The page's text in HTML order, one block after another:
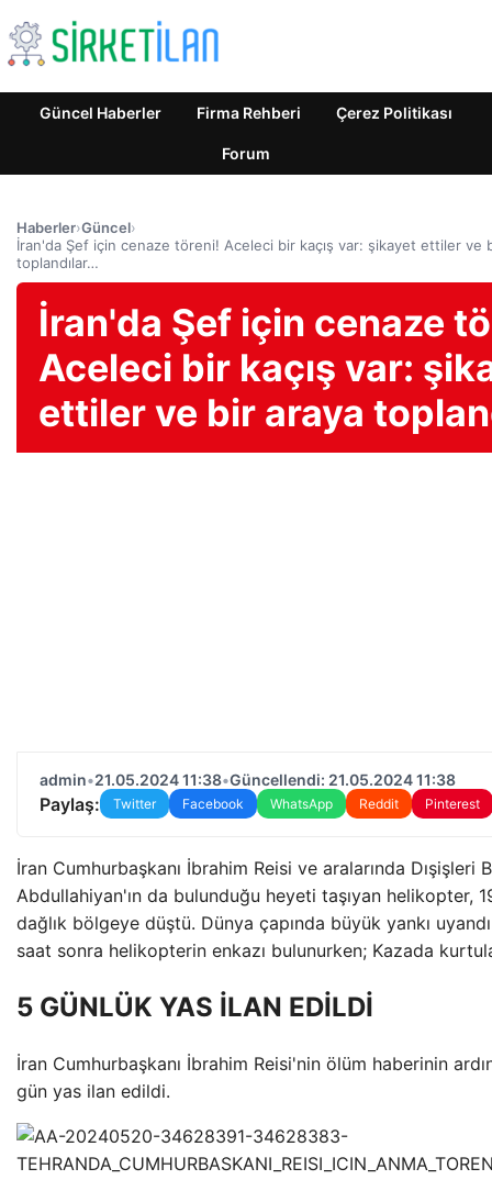
Güncel Haberler Firma Rehberi Çerez Politikası
Forum
Haberler›Güncel›
İran'da Şef için cenaze töreni! Aceleci bir kaçış var: şikayet ettiler ve
toplandılar…
İran'da Şef için cenaze
Aceleci bir kaçış var:
ettiler ve bir araya
admin•21.05.2024 11:38•Güncellendi: 21.05.2024 11:38
Paylaş: Twitter Facebook WhatsApp Reddit Pinterest
İran Cumhurbaşkanı İbrahim Reisi ve aralarında Dışişleri
Abdullahiyan'ın da bulunduğu heyeti taşıyan helikopter,
dağlık bölgeye düştü. Dünya çapında büyük yankı
saat sonra helikopterin enkazı bulunurken; Kazada
5 GÜNLÜK YAS İLAN EDİLDİ
İran Cumhurbaşkanı İbrahim Reisi'nin ölüm haberinin
gün yas ilan edildi.